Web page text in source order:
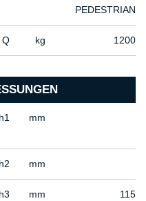
PEDESTRIAN
Q kg 1200
h1 mm
h2 mm
h3 mm 115